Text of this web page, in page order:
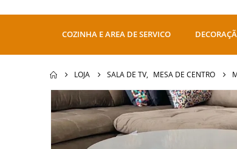
COZINHA E AREA DE SERVICO
LOJA SALA DE TV, MESA DE CENTRO